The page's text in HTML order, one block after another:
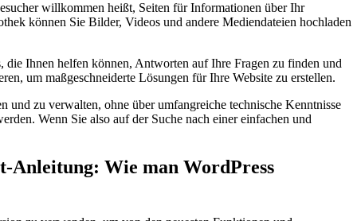
willkommen heißt, Seiten für Informationen über Ihr
können Sie Bilder, Videos und andere Mediendateien hochladen
Ihnen‌ helfen können, Antworten auf Ihre Fragen zu finden und
um maßgeschneiderte Lösungen für⁢ Ihre Website zu erstellen.
und zu verwalten, ohne über umfangreiche technische Kenntnisse
Wenn Sie‍ also auf der Suche nach‍ einer einfachen und
Wie ⁤man WordPress